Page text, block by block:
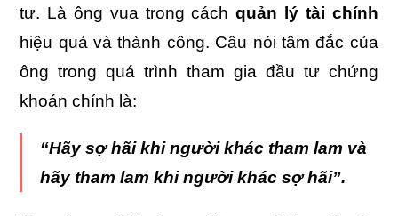
tư. Là ông vua trong cáchquản lý tài chính
hiệu quả và thành công. Câu nói tâm đắc của
ông trong quá trình tham gia đầu tư chứng
khoán chính là:
“Hãy sợ hãi khi người khác tham lam và
hãy tham lam khi người khác sợ hãi”.